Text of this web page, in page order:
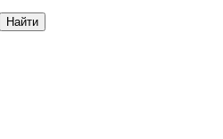
Найти